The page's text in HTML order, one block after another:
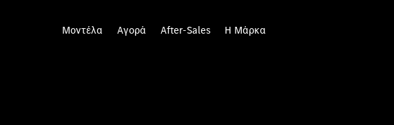
Μοντέλα Αγορά After-Sales Η Μάρκα